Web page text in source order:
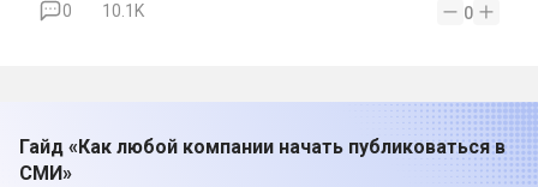
0 10.1K 0
Гайд «Как любой компании начать публиковаться в
СМИ»